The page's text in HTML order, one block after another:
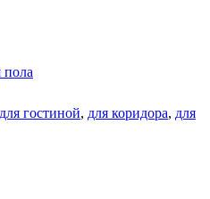
пола
для гостиной, для коридора, для